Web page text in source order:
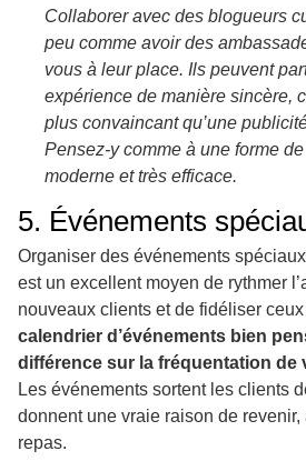
Collaborer avec des blogueurs
peu comme avoir des
vous à leur place. Ils peuvent
expérience de manière sincère,
plus convaincant qu’une
Pensez-y comme à une forme
moderne et très efficace.
5. Événements
Organiser des événements
est un excellent moyen de rythmer
nouveaux clients et de fidéliser
calendrier d’événements bien
différence sur la fréquentation de
Les événements sortent les clients
donnent une vraie raison de
repas.